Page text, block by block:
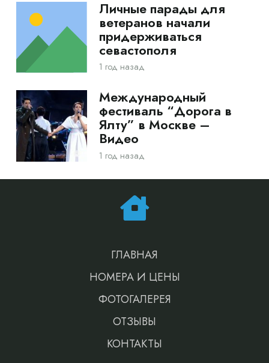
Личные парады для
ветеранов начали
придерживаться
севастополя
1 год назад
Международный
фестиваль “Дорога в
Ялту” в Москве –
Видео
1 год назад
ГЛАВНАЯ
НОМЕРА И ЦЕНЫ
ФОТОГАЛЕРЕЯ
ОТЗЫВЫ
КОНТАКТЫ